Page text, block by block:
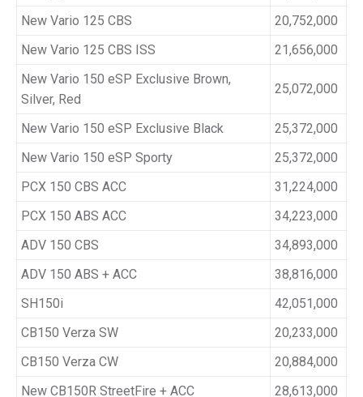
New Vario 125 CBS
20,752,000
New Vario 125 CBS ISS
21,656,000
New Vario 150 eSP Exclusive Brown,
Silver, Red
25,072,000
New Vario 150 eSP Exclusive Black
25,372,000
New Vario 150 eSP Sporty
25,372,000
PCX 150 CBS ACC
31,224,000
PCX 150 ABS ACC
34,223,000
ADV 150 CBS
34,893,000
ADV 150 ABS + ACC
38,816,000
SH150i
42,051,000
CB150 Verza SW
20,233,000
CB150 Verza CW
20,884,000
New CB150R StreetFire + ACC
28,613,000